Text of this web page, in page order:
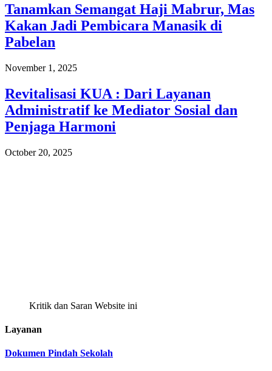
Tanamkan Semangat Haji Mabrur, Mas
Kakan Jadi Pembicara Manasik di
Pabelan
November 1, 2025
Revitalisasi KUA : Dari Layanan
Administratif ke Mediator Sosial dan
Penjaga Harmoni
October 20, 2025
Kritik dan Saran Website ini
Layanan
Dokumen Pindah Sekolah